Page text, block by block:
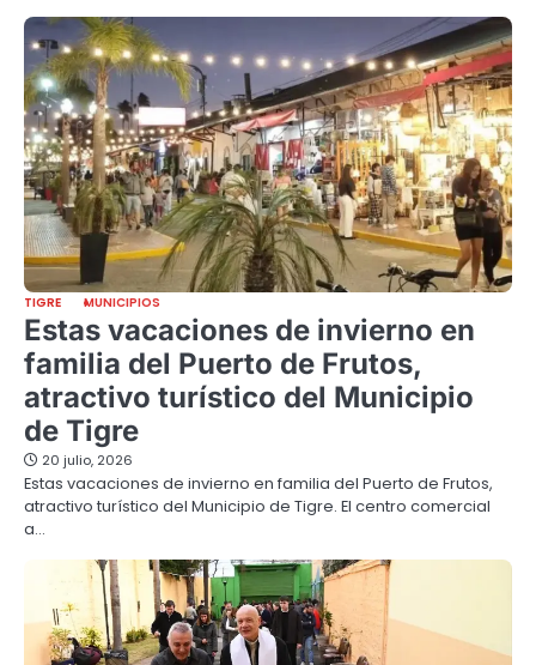
TIGRE MUNICIPIOS
Estas vacaciones de invierno en
familia del Puerto de Frutos,
atractivo turístico del Municipio
de Tigre
20 julio, 2026
Estas vacaciones de invierno en familia del Puerto de Frutos,
atractivo turístico del Municipio de Tigre. El centro comercial
a…